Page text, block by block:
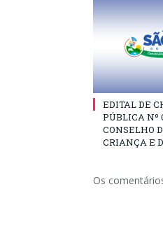
EDITAL DE
PÚBLICA Nº
CONSELHO
CRIANÇA E
Os